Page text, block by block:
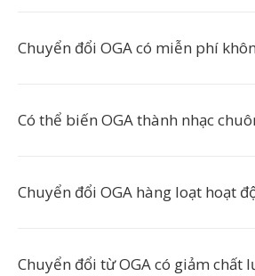
Chuyển đổi OGA có miễn phí
Có thể biến OGA thành nhạc
Chuyển đổi OGA hàng loạt hoạt
Chuyển đổi từ OGA có giảm chất